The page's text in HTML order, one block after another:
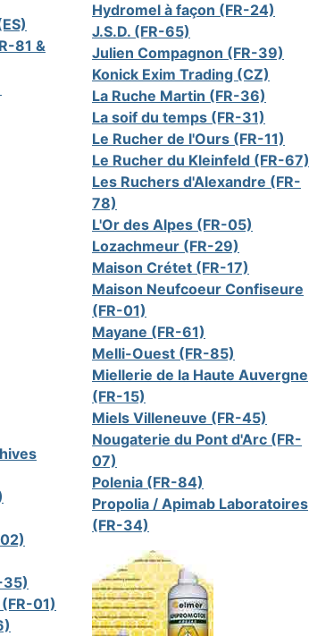
81 &
35)
01)
Hydromel à façon (FR-24)
J.S.D. (FR-65)
Julien Compagnon (FR-39)
Konick Exim Trading (CZ)
La Ruche Martin (FR-36)
La soif du temps (FR-31)
Le Rucher de l'Ours (FR-11)
Le Rucher du Kleinfeld (FR-67)
Les Ruchers d'Alexandre (FR-
78)
L'Or des Alpes (FR-05)
Lozachmeur (FR-29)
Maison Crétet (FR-17)
Maison Neufcoeur Confiseure
(FR-01)
Mayane (FR-61)
Melli-Ouest (FR-85)
Miellerie de la Haute Auvergne
(FR-15)
Miels Villeneuve (FR-45)
Nougaterie du Pont d'Arc (FR-
07)
Polenia (FR-84)
Propolia / Apimab Laboratoires
(FR-34)